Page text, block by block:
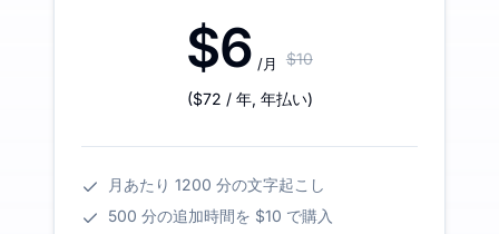
$6 /月 $10
($72 / 年, 年払い)
月あたり 1200 分の文字起こし
500 分の追加時間を $10 で購入